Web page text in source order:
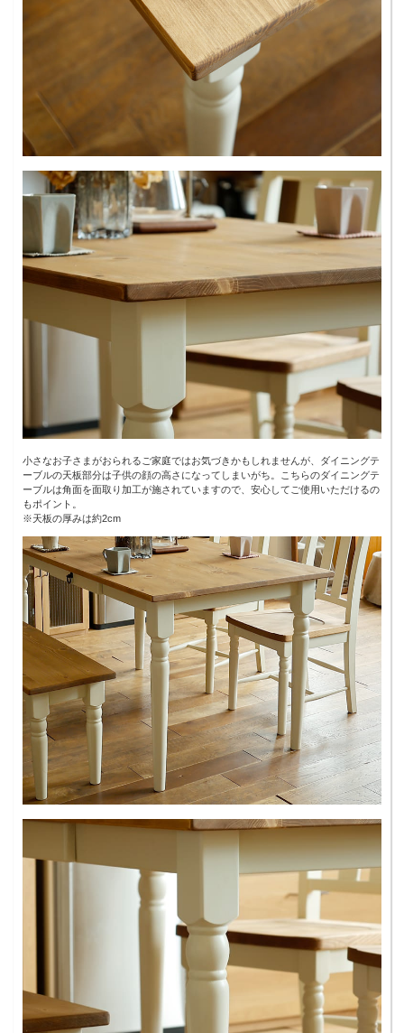
小さなお子さまがおられるご家庭ではお気づきかもしれませんが、ダイニングテ
ーブルの天板部分は子供の顔の高さになってしまいがち。こちらのダイニングテ
ーブルは角面を面取り加工が施されていますので、安心してご使用いただけるの
もポイント。
※天板の厚みは約2cm